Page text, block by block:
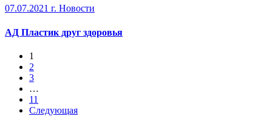
07.07.2021 г. Новости
АД Пластик друг здоровья
1
2
3
…
11
Следующая